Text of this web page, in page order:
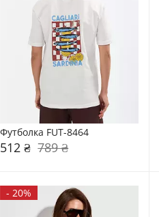
Футболка FUT-8464
512 ₴ 789 ₴
-20%